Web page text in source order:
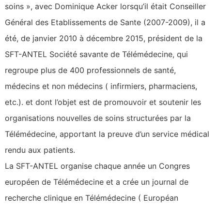
soins », avec Dominique Acker lorsqu’il était Conseiller
Général des Etablissements de Sante (2007-2009), il a
été, de janvier 2010 à décembre 2015, président de la
SFT-ANTEL Société savante de Télémédecine, qui
regroupe plus de 400 professionnels de santé,
médecins et non médecins ( infirmiers, pharmaciens,
etc.). et dont l’objet est de promouvoir et soutenir les
organisations nouvelles de soins structurées par la
Télémédecine, apportant la preuve d’un service médical
rendu aux patients.
La SFT-ANTEL organise chaque année un Congres
européen de Télémédecine et a crée un journal de
recherche clinique en Télémédecine ( Européan